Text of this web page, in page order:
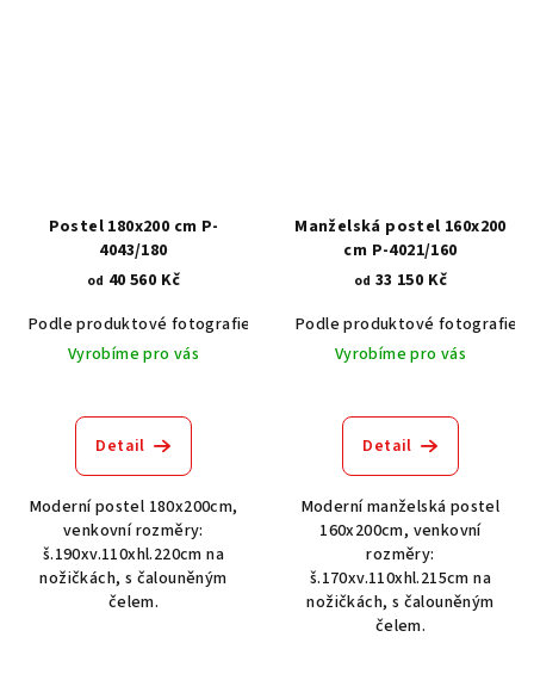
Postel 180x200 cm P-
4043/180
od 40 560 Kč
Podle produktové fotografie
Akát vintage BT1551
Dub světlý
Vyrobíme pro vás
Detail
Moderní postel 180x200cm,
venkovní rozměry:
š.190xv.110xhl.220cm na
nožičkách, s čalouněným
čelem.
Manželská postel 160x200
cm P-4021/160
od 33 150 Kč
Podle produktové fotografie
Vyrobíme pro vás
Detail
Moderní manželská postel
160x200cm, venkovní
rozměry:
š.170xv.110xhl.215cm na
nožičkách, s čalouněným
čelem.